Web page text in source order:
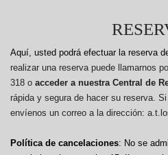
Aquí, usted podrá efectuar la reserva
realizar una reserva puede llamarnos
318 o acceder a nuestra Central de
rápida y segura de hacer su reserva.
envíenos un correo a la dirección:
Política de cancelaciones: No se